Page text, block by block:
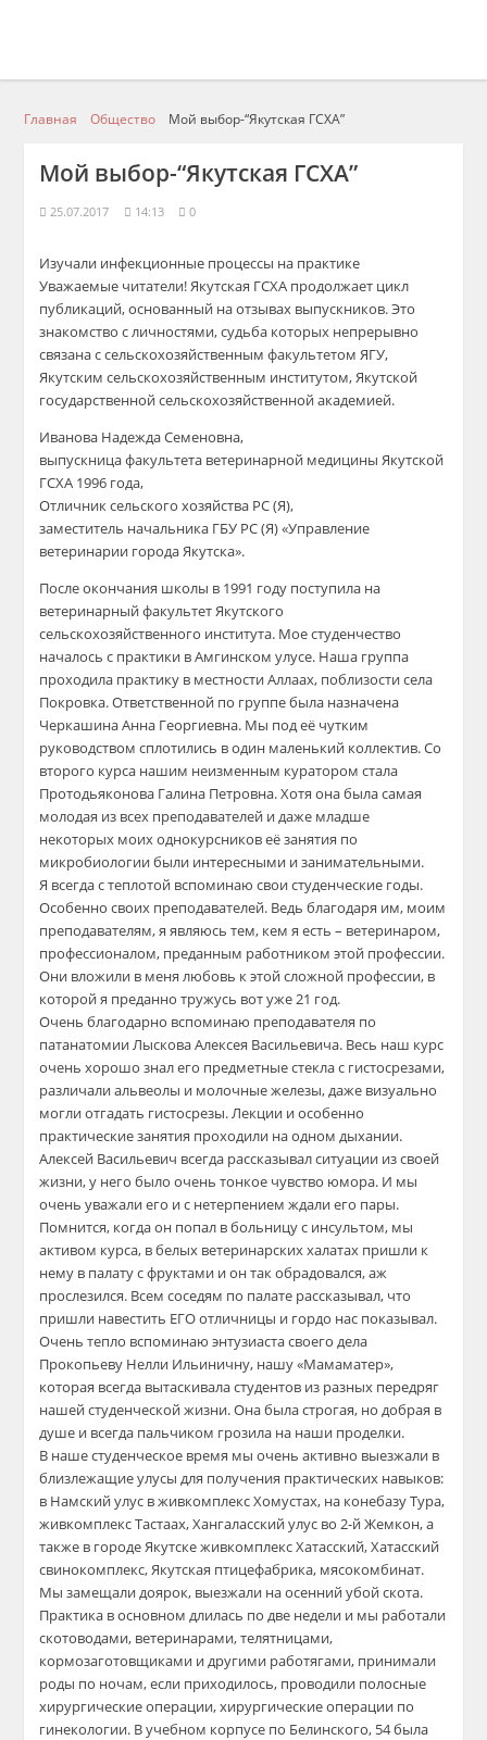
Главная Общество Мой выбор-“Якутская ГСХА”
Мой выбор-“Якутская ГСХА”
25.07.2017 14:13 0
Изучали инфекционные процессы на практике
Уважаемые читатели! Якутская ГСХА продолжает цикл
публикаций, основанный на отзывах выпускников. Это
знакомство с личностями, судьба которых непрерывно
связана с сельскохозяйственным факультетом ЯГУ,
Якутским сельскохозяйственным институтом, Якутской
государственной сельскохозяйственной академией.
Иванова Надежда Семеновна,
выпускница факультета ветеринарной медицины Якутской
ГСХА 1996 года,
Отличник сельского хозяйства РС (Я),
заместитель начальника ГБУ РС (Я) «Управление
ветеринарии города Якутска».
После окончания школы в 1991 году поступила на
ветеринарный факультет Якутского
сельскохозяйственного института. Мое студенчество
началось с практики в Амгинском улусе. Наша группа
проходила практику в местности Аллаах, поблизости села
Покровка. Ответственной по группе была назначена
Черкашина Анна Георгиевна. Мы под её чутким
руководством сплотились в один маленький коллектив. Со
второго курса нашим неизменным куратором стала
Протодьяконова Галина Петровна. Хотя она была самая
молодая из всех преподавателей и даже младше
некоторых моих однокурсников её занятия по
микробиологии были интересными и занимательными.
Я всегда с теплотой вспоминаю свои студенческие годы.
Особенно своих преподавателей. Ведь благодаря им, моим
преподавателям, я являюсь тем, кем я есть – ветеринаром,
профессионалом, преданным работником этой профессии.
Они вложили в меня любовь к этой сложной профессии, в
которой я преданно тружусь вот уже 21 год.
Очень благодарно вспоминаю преподавателя по
патанатомии Лыскова Алексея Васильевича. Весь наш курс
очень хорошо знал его предметные стекла с гистосрезами,
различали альвеолы и молочные железы, даже визуально
могли отгадать гистосрезы. Лекции и особенно
практические занятия проходили на одном дыхании.
Алексей Васильевич всегда рассказывал ситуации из своей
жизни, у него было очень тонкое чувство юмора. И мы
очень уважали его и с нетерпением ждали его пары.
Помнится, когда он попал в больницу с инсультом, мы
активом курса, в белых ветеринарских халатах пришли к
нему в палату с фруктами и он так обрадовался, аж
прослезился. Всем соседям по палате рассказывал, что
пришли навестить ЕГО отличницы и гордо нас показывал.
Очень тепло вспоминаю энтузиаста своего дела
Прокопьеву Нелли Ильиничну, нашу «Мамаматер»,
которая всегда вытаскивала студентов из разных передряг
нашей студенческой жизни. Она была строгая, но добрая в
душе и всегда пальчиком грозила на наши проделки.
В наше студенческое время мы очень активно выезжали в
близлежащие улусы для получения практических навыков:
в Намский улус в живкомплекс Хомустах, на конебазу Тура,
живкомплекс Тастаах, Хангаласский улус во 2-й Жемкон, а
также в городе Якутске живкомплекс Хатасский, Хатасский
свинокомплекс, Якутская птицефабрика, мясокомбинат.
Мы замещали доярок, выезжали на осенний убой скота.
Практика в основном длилась по две недели и мы работали
скотоводами, ветеринарами, телятницами,
кормозаготовщиками и другими работягами, принимали
роды по ночам, если приходилось, проводили полосные
хирургические операции, хирургические операции по
гинекологии. В учебном корпусе по Белинского, 54 была